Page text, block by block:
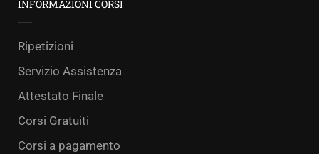
INFORMAZIONI CORSI
Ripetizioni
Servizio Assistenza
Attestato Finale
Corsi Gratuiti
Corsi a pagamento